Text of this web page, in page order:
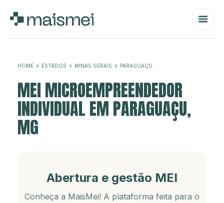
HOME ESTADOS MINAS GERAIS PARAGUAÇU
MEI MICROEMPREENDEDOR
INDIVIDUAL EM PARAGUAÇU,
MG
Abertura e gestão MEI
Conheça a MaisMei! A plataforma feita para o